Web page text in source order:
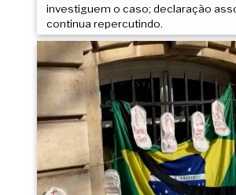
investiguem o caso; declaração
continua repercutindo.